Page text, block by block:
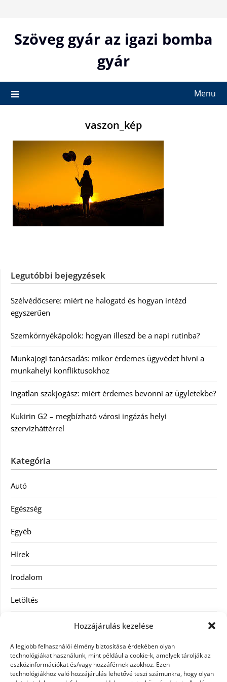
Hozzájárulás kezelése
A legjobb felhasználói élmény biztosítása érdekében olyan
technológiákat használunk, mint például a cookie-k, amelyek tárolják az
eszközinformációkat és/vagy hozzáférnek azokhoz. Ezen
technológiákhoz való hozzájárulás lehetővé teszi számunkra, hogy olyan
contentSzöveg gyár az igazi bomba
gyár
Menu
vaszon_kép
Legutóbbi bejegyzések
Szélvédőcsere: miért ne halogatd és hogyan intézd
egyszerűen
Szemkörnyékápolók: hogyan illeszd be a napi rutinba?
Munkajogi tanácsadás: mikor érdemes ügyvédet hívni a
munkahelyi konfliktusokhoz
Ingatlan szakjogász: miért érdemes bevonni az ügyletekbe?
Kukirin G2 – megbízható városi ingázás helyi
szervizháttérrel
Kategória
Autó
Egészség
Egyéb
Hírek
Irodalom
Letöltés
SEO
Szolgáltatás